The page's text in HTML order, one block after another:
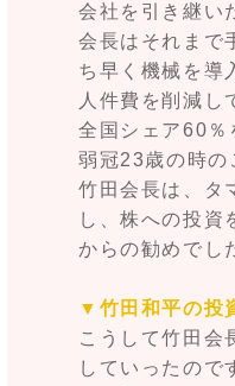
会社を引き継い
会長はそれまで
ち早く機械を導
人件費を削減し
全国シェア60％
弱冠23歳の時の
竹田会長は、タ
し、株への投資
からの勧めでし
▼竹田和平の投
こうして竹田会
していったので